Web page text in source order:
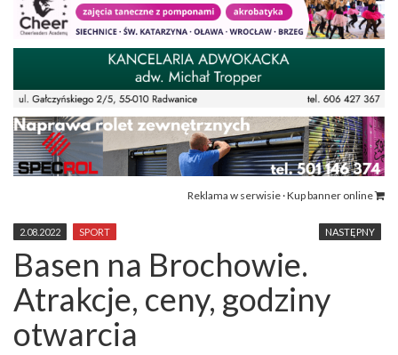
Reklama w serwisie · Kup banner online
NASTĘPNY
2.08.2022 SPORT
Basen na Brochowie.
Atrakcje, ceny, godziny
otwarcia